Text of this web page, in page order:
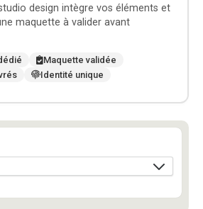
design intègre vos éléments et
maquette à valider avant
Maquette validée
Identité unique